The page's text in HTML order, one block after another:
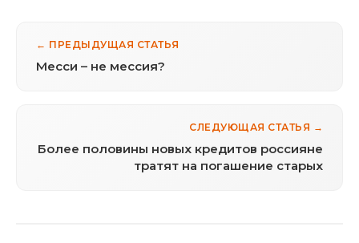
← ПРЕДЫДУЩАЯ СТАТЬЯ
Месси – не мессия?
СЛЕДУЮЩАЯ СТАТЬЯ →
Более половины новых кредитов россияне
тратят на погашение старых